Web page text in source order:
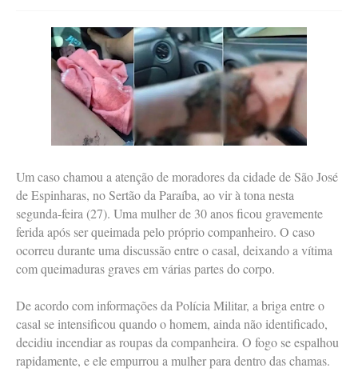
Um caso chamou a atenção de moradores da cidade de São José
de Espinharas, no Sertão da Paraíba, ao vir à tona nesta
segunda-feira (27). Uma mulher de 30 anos ficou gravemente
ferida após ser queimada pelo próprio companheiro. O caso
ocorreu durante uma discussão entre o casal, deixando a vítima
com queimaduras graves em várias partes do corpo.
De acordo com informações da Polícia Militar, a briga entre o
casal se intensificou quando o homem, ainda não identificado,
decidiu incendiar as roupas da companheira. O fogo se espalhou
rapidamente, e ele empurrou a mulher para dentro das chamas.